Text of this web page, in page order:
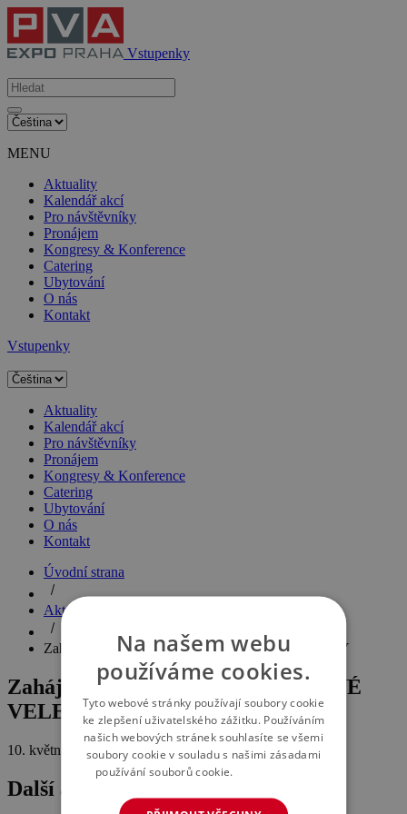
Vstupenky
MENU
Aktuality
Kalendář akcí
Pro návštěvníky
Pronájem
Kongresy & Konference
Catering
Ubytování
O nás
Kontakt
Vstupenky
Aktuality
Kalendář akcí
Pro návštěvníky
Pronájem
Kongresy & Konference
Catering
Ubytování
O nás
Kontakt
Úvodní strana
Aktuality
Zahájili jsme JARNÍ PRŮMYSLOVÉ VELETRHY
Zahájili jsme JARNÍ PRŮMYSLOVÉ
VELETRHY
10. května 2016
Další aktuality
Na našem webu
používáme cookies.
Tyto webové stránky používají soubory cookie
ke zlepšení uživatelského zážitku. Používáním
našich webových stránek souhlasíte se všemi
soubory cookie v souladu s našimi zásadami
používání souborů cookie.